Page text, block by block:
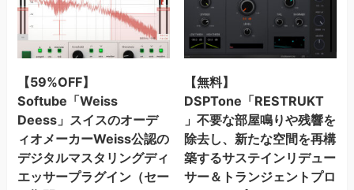
【59%OFF】
Softube「Weiss
Deess」スイスのオーデ
ィオメーカーWeiss公認の
デジタルマスタリングディ
エッサープラグイン（セー
【無料】
DSPTone「RESTRUKT
」不要な部屋鳴りや残響を
除去し、新たな空間を再構
築するサステインリデュー
サー＆トランジェントプロ